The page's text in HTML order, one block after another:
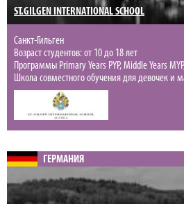
ST.GILGEN INTERNATIONAL SCHOOL
Санкт-Гильген
Возраст студентов: от 10 до 18 лет
Программы Primary Years PYP, Middle Years
Школа совместного обучения для девочек и
ГЕРМАНИЯ